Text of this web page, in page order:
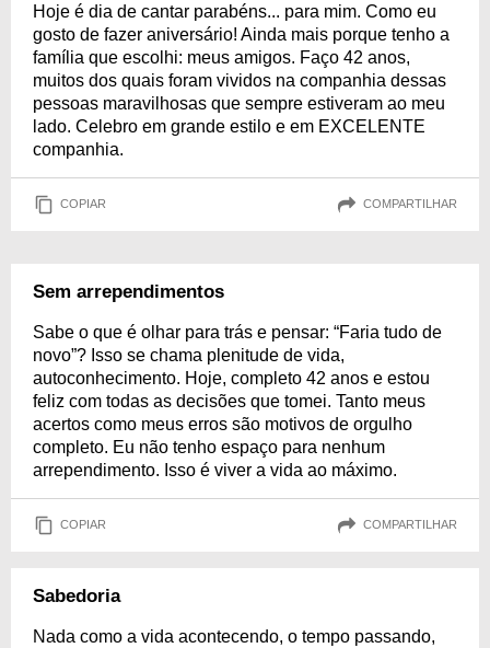
Hoje é dia de cantar parabéns... para mim. Como eu
gosto de fazer aniversário! Ainda mais porque tenho a
família que escolhi: meus amigos. Faço 42 anos,
muitos dos quais foram vividos na companhia dessas
pessoas maravilhosas que sempre estiveram ao meu
lado. Celebro em grande estilo e em EXCELENTE
companhia.
COPIAR COMPARTILHAR
Sem arrependimentos
Sabe o que é olhar para trás e pensar: “Faria tudo de
novo”? Isso se chama plenitude de vida,
autoconhecimento. Hoje, completo 42 anos e estou
feliz com todas as decisões que tomei. Tanto meus
acertos como meus erros são motivos de orgulho
completo. Eu não tenho espaço para nenhum
arrependimento. Isso é viver a vida ao máximo.
COPIAR COMPARTILHAR
Sabedoria
Nada como a vida acontecendo, o tempo passando,